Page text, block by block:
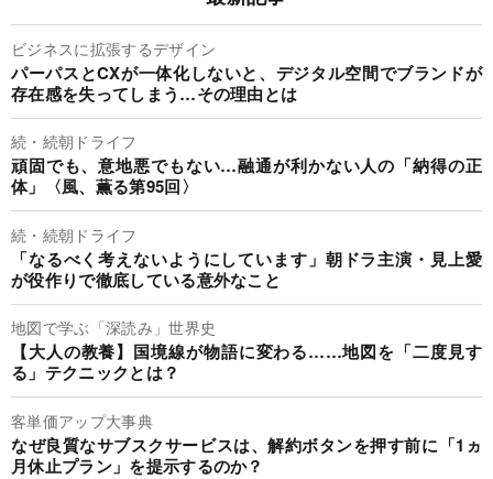
ビジネスに拡張するデザイン
パーパスとCXが一体化しないと、デジタル空間でブランドが
存在感を失ってしまう…その理由とは
続・続朝ドライフ
頑固でも、意地悪でもない…融通が利かない人の「納得の正
体」〈風、薫る第95回〉
続・続朝ドライフ
「なるべく考えないようにしています」朝ドラ主演・見上愛
が役作りで徹底している意外なこと
地図で学ぶ「深読み」世界史
【大人の教養】国境線が物語に変わる……地図を「二度見す
る」テクニックとは？
客単価アップ大事典
なぜ良質なサブスクサービスは、解約ボタンを押す前に「1ヵ
月休止プラン」を提示するのか？